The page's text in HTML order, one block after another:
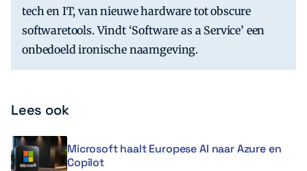
tech en IT, van nieuwe hardware tot obscure
softwaretools. Vindt ‘Software as a Service’ een
onbedoeld ironische naamgeving.
Lees ook
Microsoft haalt Europese AI naar Azure en
Copilot